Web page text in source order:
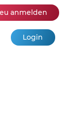
anmelden
Login